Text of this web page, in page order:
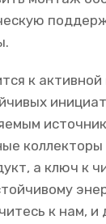
к
а ключ к
к нам, и